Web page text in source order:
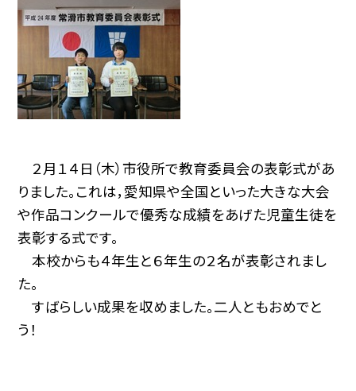
２月１４日（木）市役所で教育委員会の表彰式があ
りました。これは，愛知県や全国といった大きな大会
や作品コンクールで優秀な成績をあげた児童生徒を
表彰する式です。
本校からも４年生と６年生の２名が表彰されまし
た。
すばらしい成果を収めました。二人ともおめでと
う！